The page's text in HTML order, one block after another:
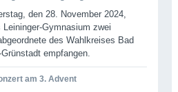
den 28. November 2024,
Leininger-Gymnasium zwei
des Wahlkreises Bad
empfangen.
am 3. Advent